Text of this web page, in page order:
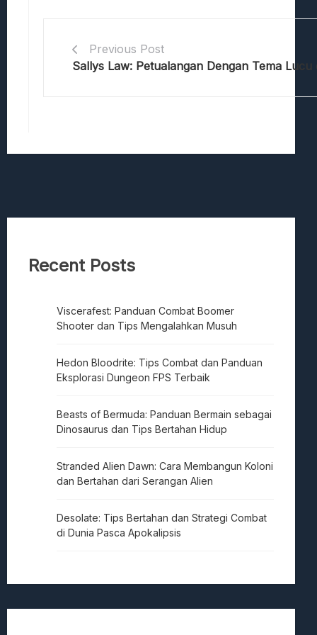
Previous Post
Sallys Law: Petualangan Dengan Tema
Recent Posts
Viscerafest: Panduan Combat Boomer
Shooter dan Tips Mengalahkan Musuh
Hedon Bloodrite: Tips Combat dan Panduan
Eksplorasi Dungeon FPS Terbaik
Beasts of Bermuda: Panduan Bermain sebagai
Dinosaurus dan Tips Bertahan Hidup
Stranded Alien Dawn: Cara Membangun Koloni
dan Bertahan dari Serangan Alien
Desolate: Tips Bertahan dan Strategi Combat
di Dunia Pasca Apokalipsis